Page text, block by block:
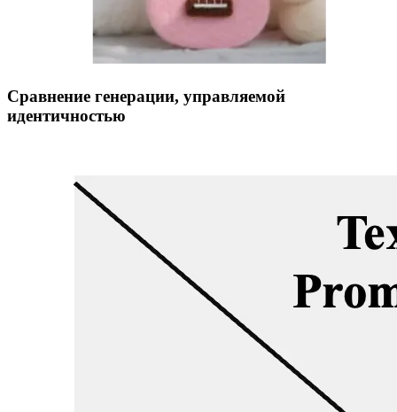
Сравнение генерации, управляемой
идентичностью